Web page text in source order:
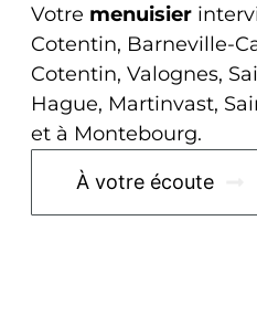
Votre menuisier
Cotentin, Barneville-
Cotentin, Valognes,
Hague, Martinvast,
et à Montebourg.
À votre écoute